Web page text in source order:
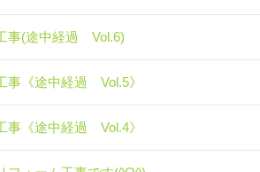
事(途中経過 Vol.6)
事《途中経過 Vol.5》
事《途中経過 Vol.4》